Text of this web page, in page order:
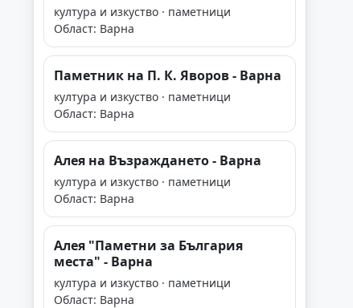
култура и изкуство · паметници
Област: Варна
Паметник на П. К. Яворов - Варна
култура и изкуство · паметници
Област: Варна
Алея на Възраждането - Варна
култура и изкуство · паметници
Област: Варна
Алея "Паметни за България
места" - Варна
култура и изкуство · паметници
Област: Варна